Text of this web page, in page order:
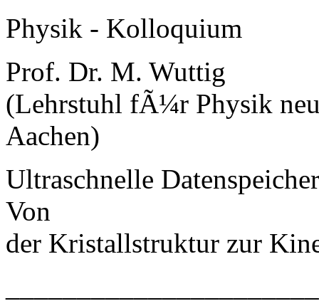
Physik - Kolloquium
Prof. Dr. M. Wuttig
(Lehrstuhl fÃ¼r Physik
Aachen)
Ultraschnelle
Von
der Kristallstruktur zur